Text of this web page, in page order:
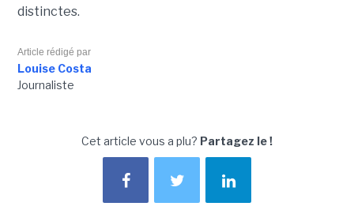
distinctes.
Article rédigé par
Louise Costa
Journaliste
Cet article vous a plu? Partagez le !